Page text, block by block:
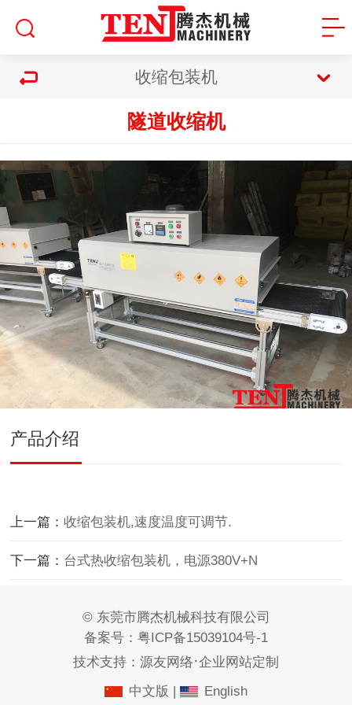
收缩包装机
隧道收缩机
产品介绍
上一篇：收缩包装机,速度温度可调节.
下一篇： 台式热收缩包装机，电源380V+N
© 东莞市腾杰机械科技有限公司
备案号： 粤ICP备15039104号-1
技术支持： 源友网络·企业网站定制
中文版 | English